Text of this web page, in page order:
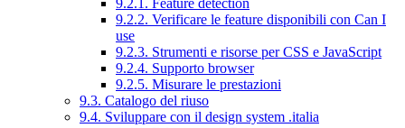
9.2.2. Verificare le feature disponibili con Can I
use
9.2.3. Strumenti e risorse per CSS e JavaScript
9.2.4. Supporto browser
9.2.5. Misurare le prestazioni
9.3. Catalogo del riuso
9.4. Sviluppare con il design system .italia